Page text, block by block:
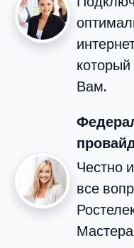
Вам.
Честно
все